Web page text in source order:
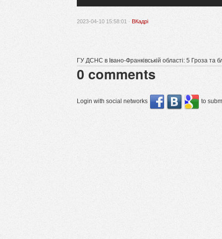
2023-04-10 15:58:01 · ВКадрі
ГУ ДСНС в Івано-Франківській області: 5 Гроза та
0 comments
Login with social networks to